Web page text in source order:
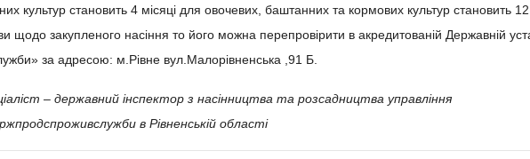
культур становить 4 місяці для овочевих, баштанних та кормових культур
щодо закупленого насіння то його можна перепровірити в акредитованій Державній
за адресою: м.Рівне вул.Малорівненська ,91 Б.
– державний інспектор з насінництва та розсадництва управління
в Рівненській області